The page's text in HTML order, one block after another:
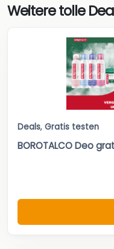
Weitere tolle
Deals, Gratis testen
BOROTALCO Deo